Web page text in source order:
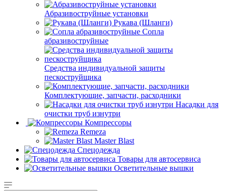
Абразивоструйные установки
Рукава (Шланги)
Сопла
абразивоструйные
Средства индивидуальной защиты
пескоструйщика
Комплектующие, запчасти, расходники
Насадки для
очистки труб изнутри
Компрессоры
Remeza
Master Blast
Спецодежда
Товары для автосервиса
Осветительные вышки